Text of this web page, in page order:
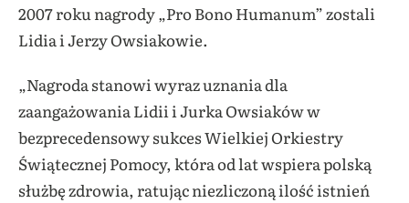
2007 roku nagrody „Pro Bono Humanum” zostali
Lidia i Jerzy Owsiakowie.
„Nagroda stanowi wyraz uznania dla
zaangażowania Lidii i Jurka Owsiaków w
bezprecedensowy sukces Wielkiej Orkiestry
Świątecznej Pomocy, która od lat wspiera polską
służbę zdrowia, ratując niezliczoną ilość istnień